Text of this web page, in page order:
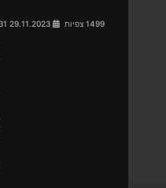
1499 צפיות